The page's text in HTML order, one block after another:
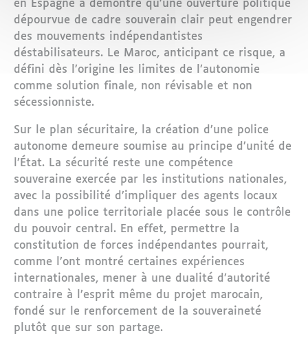
en Espagne a démontré qu’une ouverture politique
dépourvue de cadre souverain clair peut engendrer
des mouvements indépendantistes
déstabilisateurs. Le Maroc, anticipant ce risque, a
défini dès l’origine les limites de l’autonomie
comme solution finale, non révisable et non
sécessionniste.
Sur le plan sécuritaire, la création d’une police
autonome demeure soumise au principe d’unité de
l’État. La sécurité reste une compétence
souveraine exercée par les institutions nationales,
avec la possibilité d’impliquer des agents locaux
dans une police territoriale placée sous le contrôle
du pouvoir central. En effet, permettre la
constitution de forces indépendantes pourrait,
comme l’ont montré certaines expériences
internationales, mener à une dualité d’autorité
contraire à l’esprit même du projet marocain,
fondé sur le renforcement de la souveraineté
plutôt que sur son partage.